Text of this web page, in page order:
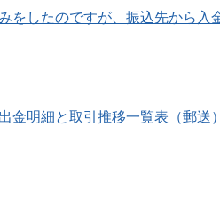
をしたのですが、振込先から
金明細と取引推移一覧表（郵送